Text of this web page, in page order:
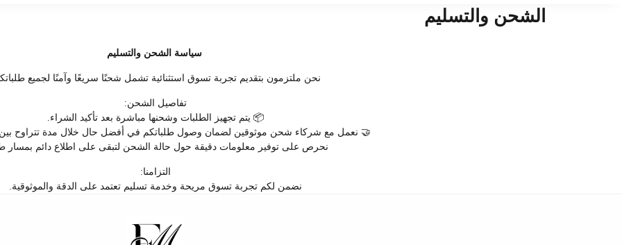
الشحن والتسليم
سياسة الشحن والتسليم
نحن ملتزمون بتقديم تجربة تسوق استثنائية تشمل شحنًا سريعًا وآمنًا لجميع
تفاصيل الشحن:
📦 يتم تجهيز الطلبات وشحنها مباشرة بعد تأكيد الشراء.
🤝 نعمل مع شركاء شحن موثوقين لضمان وصول طلباتكم في أفضل حال خلال مدة تتراوح بين 1-3 أيام عمل.
نحرص على توفير معلومات دقيقة حول حالة الشحن لتبقى على اطلاع دائم بمسار
التزامنا:
نضمن لكم تجربة تسوق مريحة وخدمة تسليم تعتمد على الدقة والموثوقية.